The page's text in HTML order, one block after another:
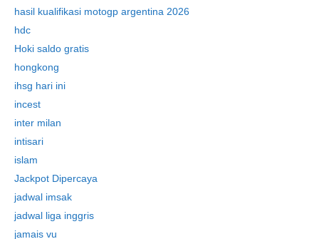
hasil kualifikasi motogp argentina 2026
hdc
Hoki saldo gratis
hongkong
ihsg hari ini
incest
inter milan
intisari
islam
Jackpot Dipercaya
jadwal imsak
jadwal liga inggris
jamais vu